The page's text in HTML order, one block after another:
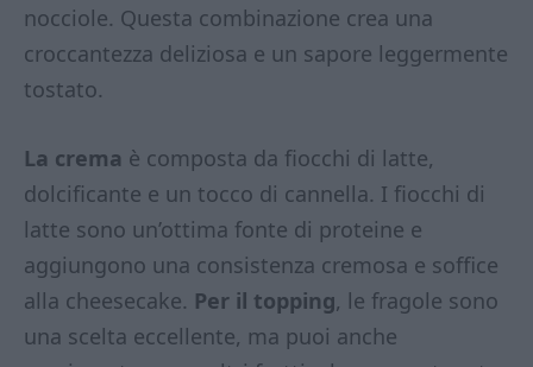
nocciole. Questa combinazione crea una
croccantezza deliziosa e un sapore leggermente
tostato.
La crema è composta da fiocchi di latte,
dolcificante e un tocco di cannella. I fiocchi di
latte sono un’ottima fonte di proteine e
aggiungono una consistenza cremosa e soffice
alla cheesecake. Per il topping, le fragole sono
una scelta eccellente, ma puoi anche